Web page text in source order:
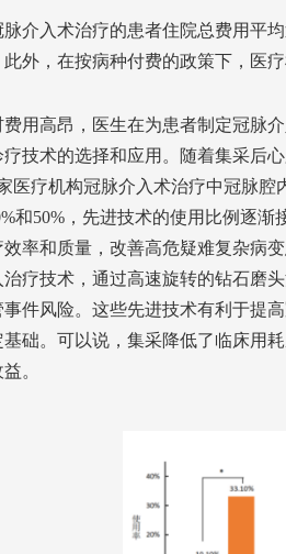
介入术治疗的患者住院总费用平
外，在按病种付费的政策下，医
用高昂，医生在为患者制定冠脉
疗技术的选择和应用。随着集采后
医疗机构冠脉介入术治疗中冠脉
和50%，先进技术的使用比例逐
率和质量，改善高危疑难复杂病
疗技术，通过高速旋转的钻石磨
件风险。这些先进技术有利于提
础。可以说，集采降低了临床用
。